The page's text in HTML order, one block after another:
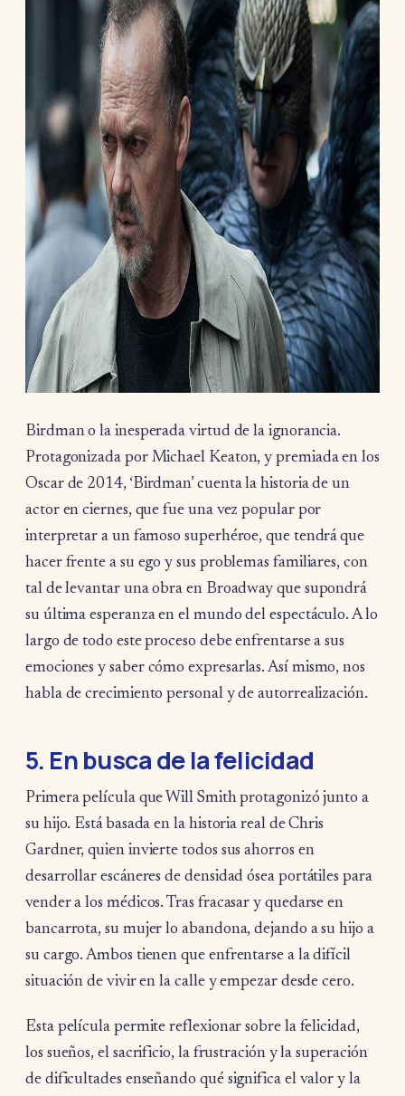
Birdman o la inesperada virtud de la ignorancia.
Protagonizada por Michael Keaton, y premiada en los
Oscar de 2014, ‘Birdman’ cuenta la historia de un
actor en ciernes, que fue una vez popular por
interpretar a un famoso superhéroe, que tendrá que
hacer frente a su ego y sus problemas familiares, con
tal de levantar una obra en Broadway que supondrá
su última esperanza en el mundo del espectáculo. A lo
largo de todo este proceso debe enfrentarse a sus
emociones y saber cómo expresarlas. Así mismo, nos
habla de crecimiento personal y de autorrealización.
5. En busca de la felicidad
Primera película que Will Smith protagonizó junto a
su hijo. Está basada en la historia real de Chris
Gardner, quien invierte todos sus ahorros en
desarrollar escáneres de densidad ósea portátiles para
vender a los médicos. Tras fracasar y quedarse en
bancarrota, su mujer lo abandona, dejando a su hijo a
su cargo. Ambos tienen que enfrentarse a la difícil
situación de vivir en la calle y empezar desde cero.
Esta película permite reflexionar sobre la felicidad,
los sueños, el sacrificio, la frustración y la superación
de dificultades enseñando qué significa el valor y la